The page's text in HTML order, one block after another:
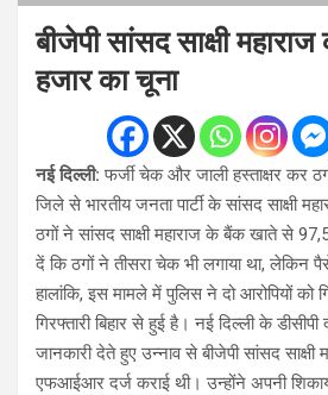
बीजेपी सांसद साक्षी
हजार का चूना
नई दिल्ली: फर्जी चेक और जाली हस्ताक्षर कर
जिले से भारतीय जनता पार्टी के सांसद साक्षी
ठगों ने सांसद साक्षी महाराज के बैंक खाते से
दें कि ठगों ने तीसरा चेक भी लगाया था, लेकिन
हालांकि, इस मामले में पुलिस ने दो आरोपियों को
गिरफ्तारी बिहार से हुई है। नई दिल्ली के डीसीपी
जानकारी देते हुए उन्नाव से बीजेपी सांसद साक्षी
एफआईआर दर्ज कराई थी। उन्होंने अपनी